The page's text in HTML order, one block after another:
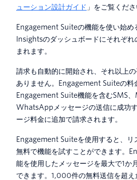
ューション設計ガイド 」をご覧くださ
Engagement Suiteの機能を使い始
Insightsのダッシュボードにそれぞ
まれます。
請求も自動的に開始され、それ以上
ありません。Engagement Suiteの料
Engagement Suite機能を含むSMS
WhatsAppメッセージの送信に成功
ージ料金に追加で請求されます。
Engagement Suiteを使用すると、リ
無料で機能を試すことができます。
能を使用したメッセージを最大で1か
できます。1,000件の無料送信を超